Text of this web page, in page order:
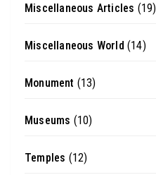
Miscellaneous Articles (19)
Miscellaneous World (14)
Monument (13)
Museums (10)
Temples (12)